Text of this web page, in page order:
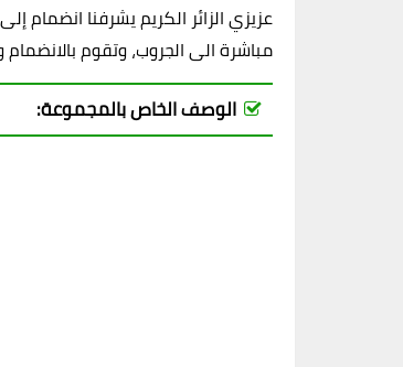
عزيزي الزائر الكريم يشرفنا انضمام
مباشرة الى الجروب، وتقوم
الوصف الخاص بالمجموعة: